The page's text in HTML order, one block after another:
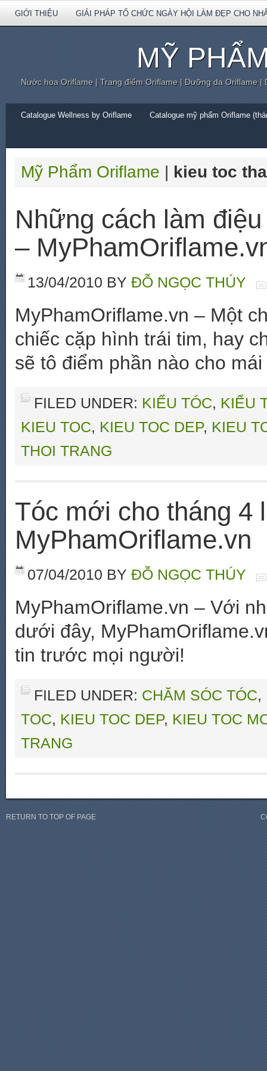
GIỚI THIỆU GIẢI PHÁP TỔ CHỨC NGÀY HỘI LÀM ĐẸP CHO
MỸ
Nước hoa Oriflame | Trang điểm Oriflame | Dưỡng da Oriflame
Catalogue Wellness by Oriflame Catalogue mỹ phẩm Oriflame
Mỹ Phẩm Oriflame | kieu toc
Những cách làm điệu
–
13/04/2010 BY ĐỖ NGỌC THÚY
MyPhamOriflame.vn – Một
chiếc cặp hình trái tim, hay
sẽ tô điểm phần nào cho
FILED UNDER: KIỂU TÓC, KIỂU
KIEU TOC, KIEU TOC DEP, KIEU
THOI TRANG
Tóc mới cho tháng 4
MyPhamOriflame.vn
07/04/2010 BY ĐỖ NGỌC THÚY
MyPhamOriflame.vn – Với
dưới đây,
tin trước mọi người!
FILED UNDER: CHĂM SÓC TÓC,
TOC, KIEU TOC DEP, KIEU TOC
TRANG
RETURN TO TOP OF PAGE